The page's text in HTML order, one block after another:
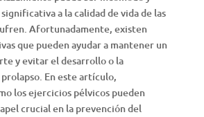
a la calidad de vida de las
Afortunadamente, existen
que pueden ayudar a mantener un
y evitar el desarrollo o la
En este artículo,
los ejercicios pélvicos pueden
crucial en la prevención del